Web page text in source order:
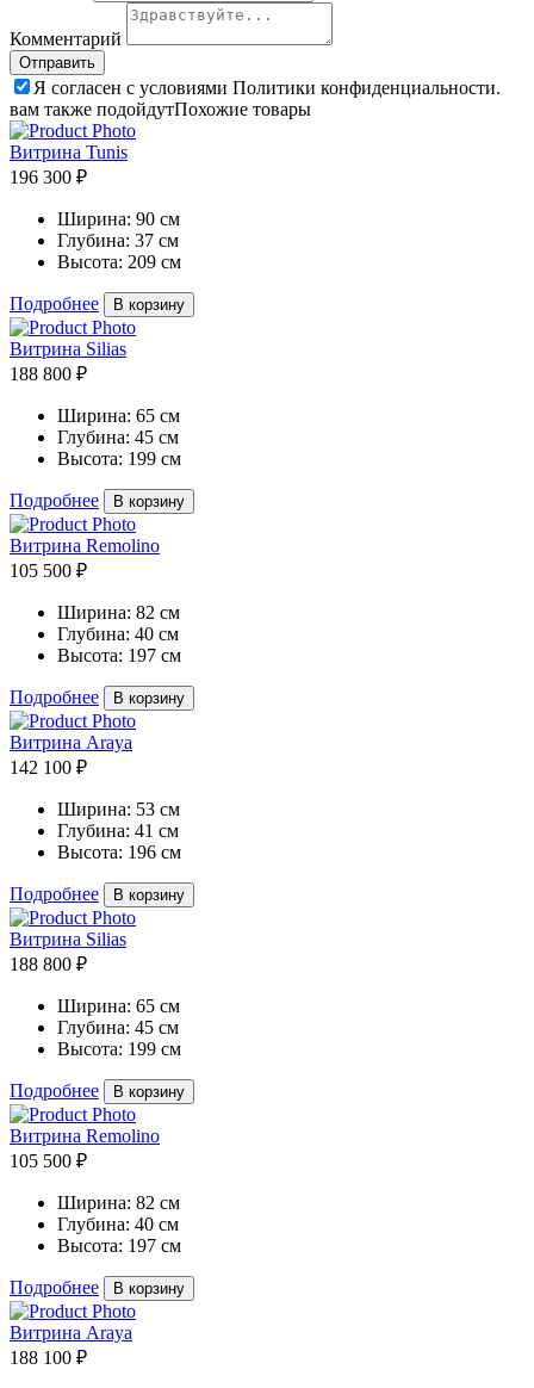
Комментарий
Я согласен с условиями Политики конфиденциальности.
вам также подойдутПохожие товары
Витрина Tunis
196 300 ₽
Ширина: 90 см
Глубина: 37 см
Высота: 209 см
Подробнее В корзину
Витрина Silias
188 800 ₽
Ширина: 65 см
Глубина: 45 см
Высота: 199 см
Подробнее В корзину
Витрина Remolino
105 500 ₽
Ширина: 82 см
Глубина: 40 см
Высота: 197 см
Подробнее В корзину
Витрина Araya
142 100 ₽
Ширина: 53 см
Глубина: 41 см
Высота: 196 см
Подробнее В корзину
Витрина Silias
188 800 ₽
Ширина: 65 см
Глубина: 45 см
Высота: 199 см
Подробнее В корзину
Витрина Remolino
105 500 ₽
Ширина: 82 см
Глубина: 40 см
Высота: 197 см
Подробнее В корзину
Витрина Araya
188 100 ₽